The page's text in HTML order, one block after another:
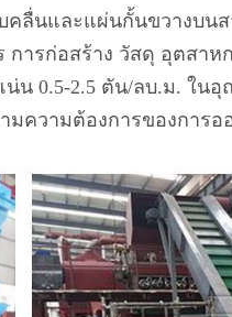
นและแผ่นกั้นขวางบนส
ารก่อสร้าง วัสดุ อุตสาห
น่น 0.5-2.5 ตัน/ลบ.ม. ใน
ความต้องการของการอ